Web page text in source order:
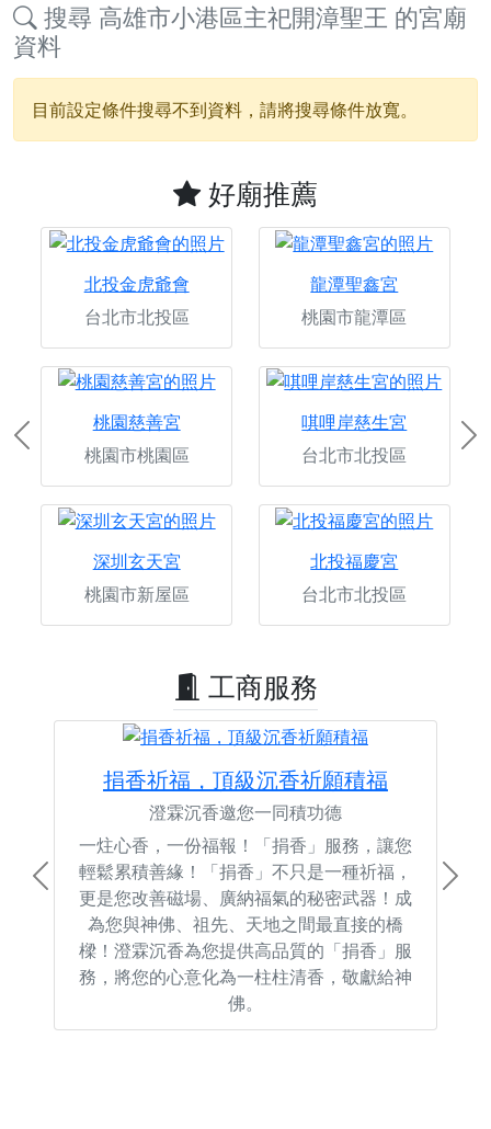
搜尋 高雄市小港區主祀開漳聖王 的宮廟
資料
目前設定條件搜尋不到資料，請將搜尋條件放寬。
好廟推薦
北投金虎爺會
台北市北投區
龍潭聖鑫宮
桃園市龍潭區
桃園慈善宮
桃園市桃園區
唭哩岸慈生宮
台北市北投區
深圳玄天宮
桃園市新屋區
北投福慶宮
台北市北投區
Previous
工商服務
捐香祈福，頂級沉香祈願積福
澄霖沉香邀您一同積功德
一炷心香，一份福報！「捐香」服務，讓您
輕鬆累積善緣！「捐香」不只是一種祈福，
更是您改善磁場、廣納福氣的秘密武器！成
為您與神佛、祖先、天地之間最直接的橋
樑！澄霖沉香為您提供高品質的「捐香」服
務，將您的心意化為一柱柱清香，敬獻給神
佛。
Previous Next